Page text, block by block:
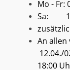
Mo - Fr:
Sa:
An allen
12.04./
18:00